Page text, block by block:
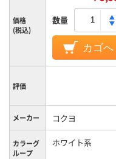
価格
(税込)
数量
カゴへ
評価
メーカー コクヨ
カラーグ
ループ
ホワイト系